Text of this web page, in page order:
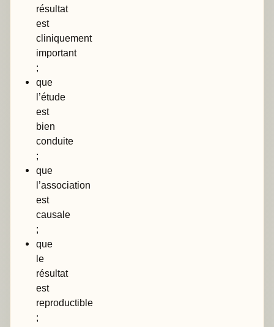
résultat
est
cliniquement
important
;
que
l’étude
est
bien
conduite
;
que
l’association
est
causale
;
que
le
résultat
est
reproductible
;